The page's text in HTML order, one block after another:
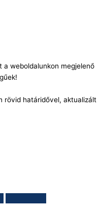
weboldalunkon megjelenő
rövid határidővel, aktualizált